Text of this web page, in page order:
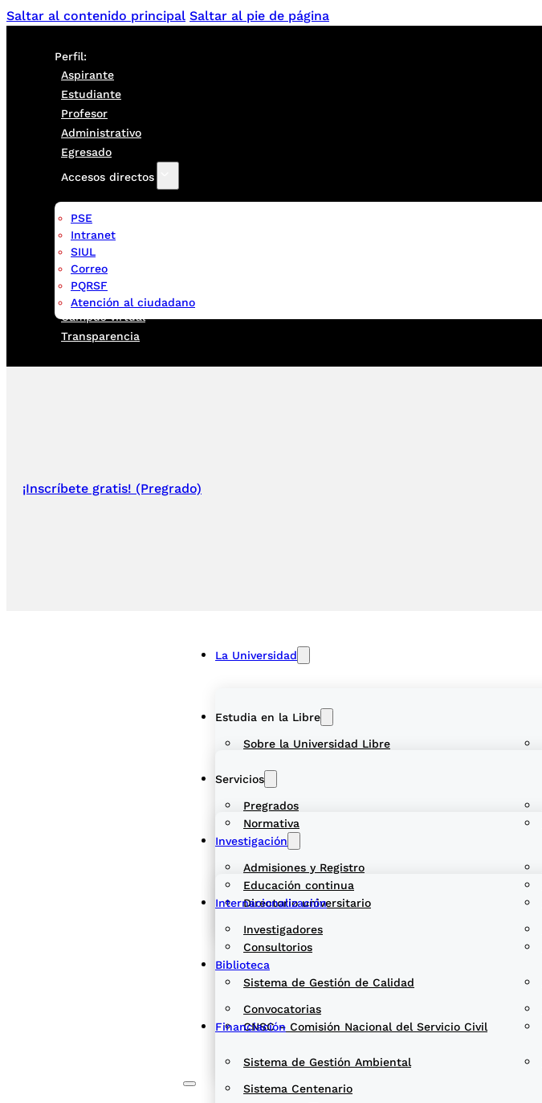
Saltar al contenido principal Saltar al pie de página
Perfil:
Aspirante
Estudiante
Profesor
Administrativo
Egresado
Accesos directos
PSE
Intranet
SIUL
Correo
PQRSF
Atención al ciudadano
Campus virtual
Transparencia
¡Inscríbete gratis! (Pregrado)
La Universidad
Sobre la Universidad Libre
Normativa
Directorio universitario
Sistema de Gestión de Calidad
Sistema de Gestión Ambiental
Estudia en la Libre
Pregrados
Educación continua
Servicios
Admisiones y Registro
Consultorios
CNSC – Comisión Nacional del Servicio Civil
Investigación
Investigadores
Convocatorias
Sistema Centenario
Internacionalización
Biblioteca
Financiación